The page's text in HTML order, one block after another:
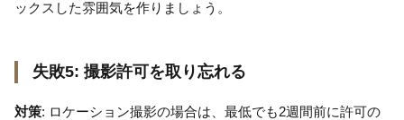
ックスした雰囲気を作りましょう。
失敗5: 撮影許可を取り忘れる
対策: ロケーション撮影の場合は、最低でも2週間前に許可の